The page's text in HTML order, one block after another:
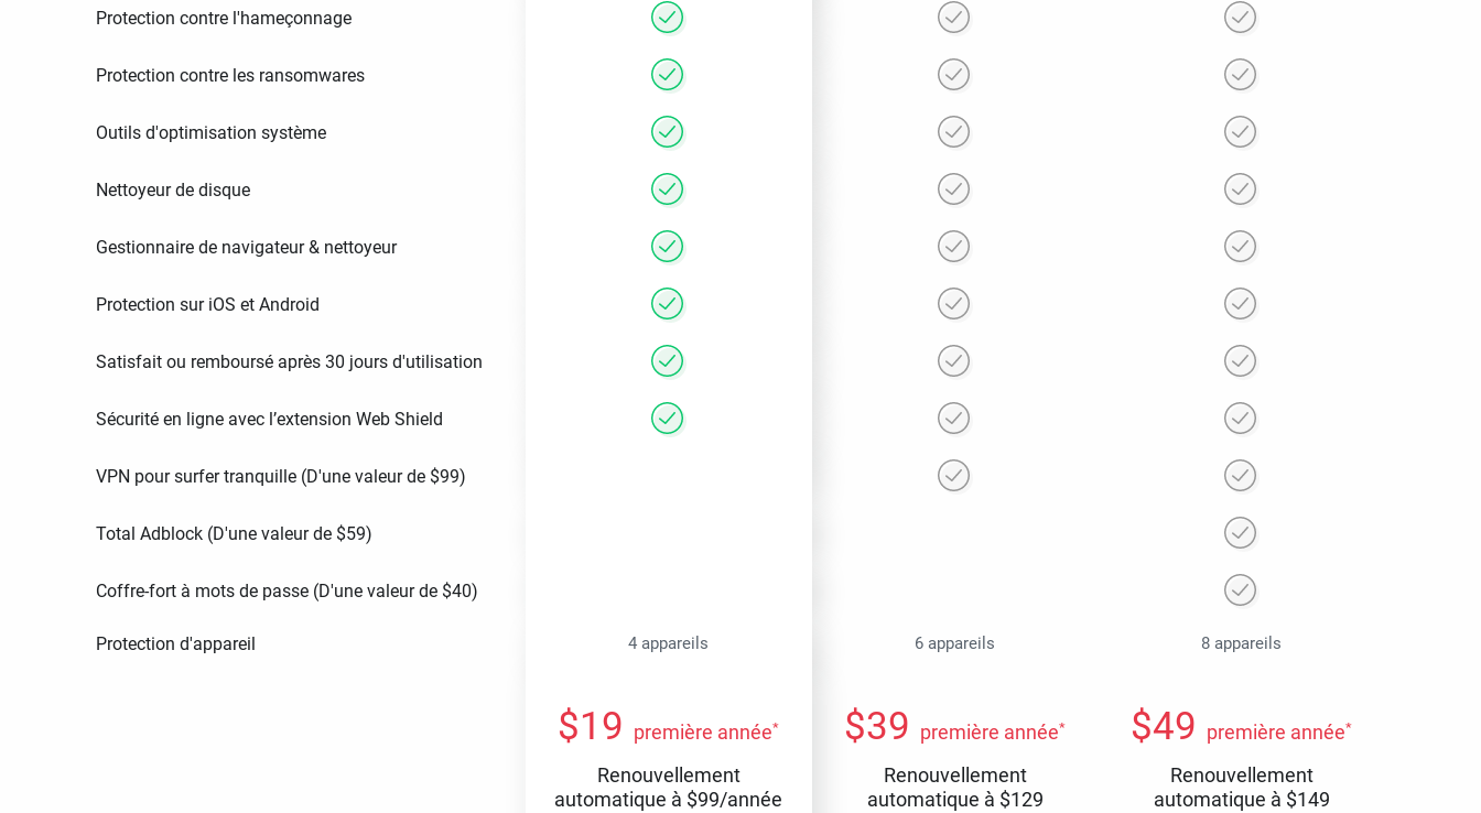
Protection contre l'hameçonnage
Protection contre les ransomwares
Outils d'optimisation système
Nettoyeur de disque
Gestionnaire de navigateur & nettoyeur
Protection sur iOS et Android
Satisfait ou remboursé après 30 jours d'utilisation
Sécurité en ligne avec l’extension Web Shield
VPN pour surfer tranquille (D'une valeur de $99)
Total Adblock (D'une valeur de $59)
Coffre-fort à mots de passe (D'une valeur de $40)
Protection d'appareil 4 appareils 6 appareils 8 appareils
$19 première année*
Renouvellement
automatique à $99/année
$39 première année*
Renouvellement
automatique à $129
$49 première année*
Renouvellement
automatique à $149